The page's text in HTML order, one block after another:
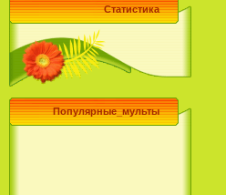
Статистика
Популярные_мульты